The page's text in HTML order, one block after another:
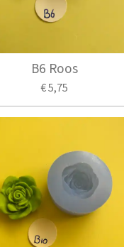
B6 Roos
€ 5,75